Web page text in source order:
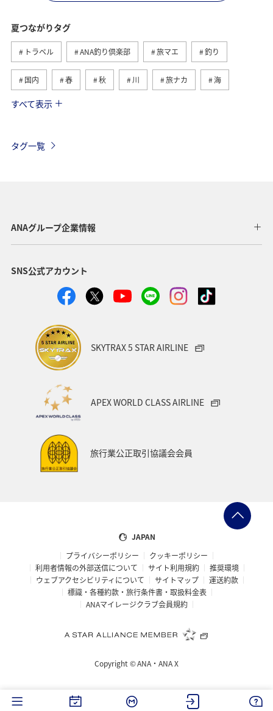
夏つながりタグ
トラベル ANA釣り倶楽部 旅マエ 釣り
国内 春 秋 川 旅ナカ 海
北海道
東京都 九州地方 神奈川県 栃木県
家族旅行 ロウニンアジ（GT）
四国地方 歴史・文化・芸術 西表島
群馬県 鹿児島県
アメリカ アメリカ・カナダ・中南米
中国地方
石垣 沖縄県
富山県 宮崎県
メジナ イギリス
山口県
世界遺産 徳島県 ホテル
兵庫県 ライフ 愛媛県 スズキ 大阪府
シンガポール カナダ フランス スペイン
ヨーロッパ 東南アジア・南アジア
佐賀県 北陸地方 金沢
すべて表示
タグ一覧
ANAグループ企業情報
SNS公式アカウント
SKYTRAX 5 STAR AIRLINE
APEX WORLD CLASS AIRLINE
旅行業公正取引協議会会員
JAPAN
プライバシーポリシー
クッキーポリシー
利用者情報の外部送信について
サイト利用規約
推奨環境
ウェブアクセシビリティについて
サイトマップ
運送約款
標識・各種約款・旅行条件書・取扱料金表
ANAマイレージクラブ会員規約
Copyright ©ANA・ANA X